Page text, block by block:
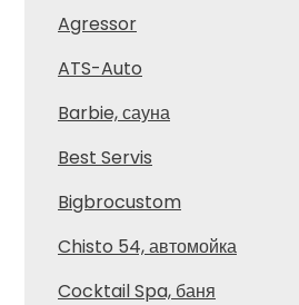
Agressor
ATS-Auto
Barbie, сауна
Best Servis
Bigbrocustom
Chisto 54, автомойка
Cocktail Spa, баня